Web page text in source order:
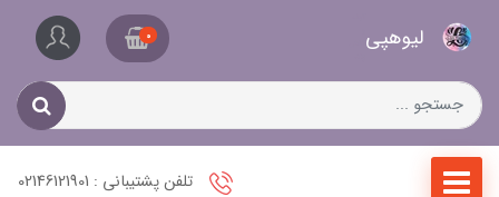
لیو‌هپی 0
تلفن پشتیبانی : 02146121901